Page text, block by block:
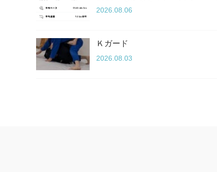
2026.08.06
Ｋガード
2026.08.03